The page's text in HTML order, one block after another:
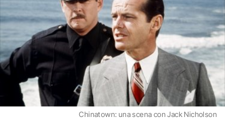
Chinatown: una scena con Jack Nicholson